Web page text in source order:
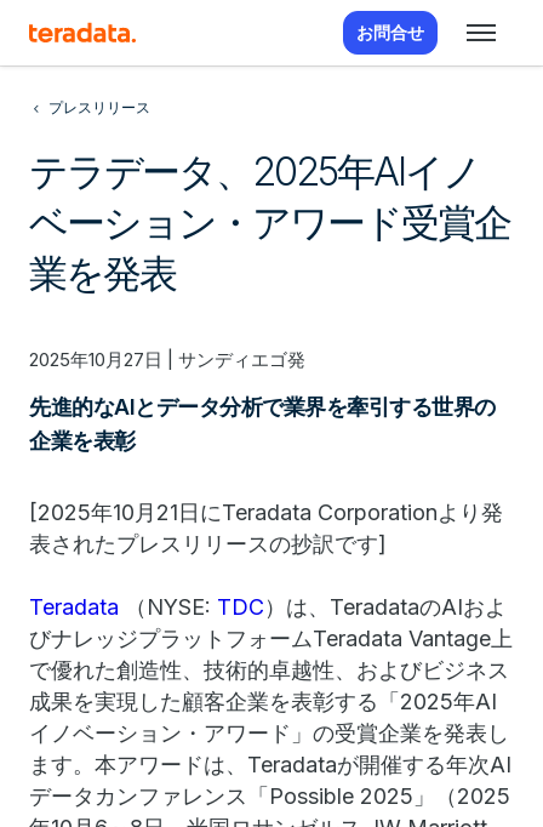
お問合せ
プレスリリース
テラデータ、2025年AIイノ
ベーション・アワード受賞企
業を発表
2025年10月27日 | サンディエゴ発
先進的なAIとデータ分析で業界を牽引する世界の
企業を表彰
[2025年10月21日にTeradata Corporationより発
表されたプレスリリースの抄訳です]
Teradata （NYSE: TDC）は、TeradataのAIおよ
びナレッジプラットフォームTeradata Vantage上
で優れた創造性、技術的卓越性、およびビジネス
成果を実現した顧客企業を表彰する「2025年AI
イノベーション・アワード」の受賞企業を発表し
ます。本アワードは、Teradataが開催する年次AI
データカンファレンス「Possible 2025」（2025